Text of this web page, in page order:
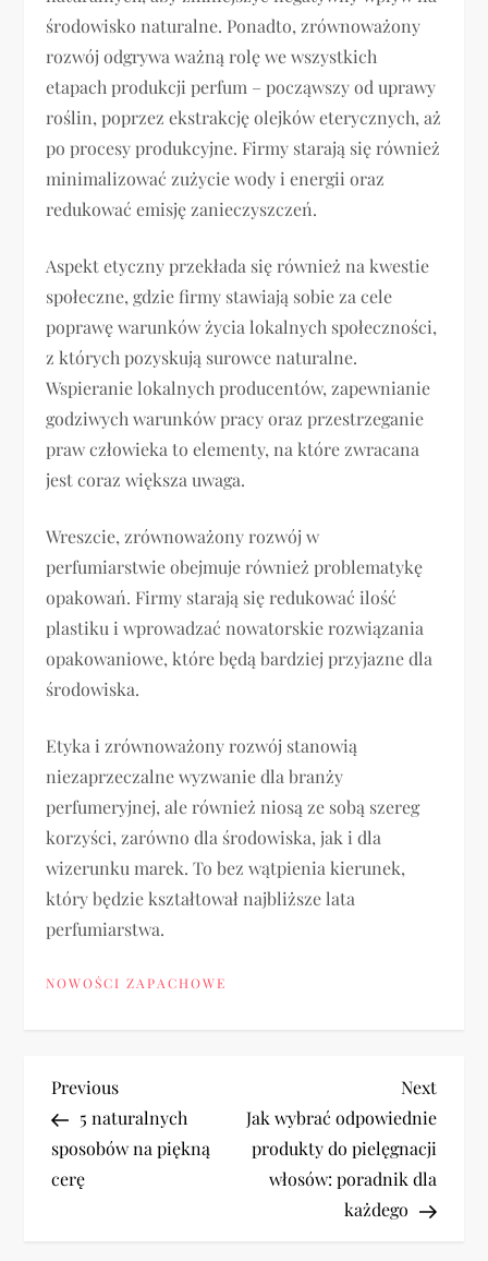
środowisko naturalne. Ponadto, zrównoważony
rozwój odgrywa ważną rolę we wszystkich
etapach produkcji perfum – począwszy od uprawy
roślin, poprzez ekstrakcję olejków eterycznych, aż
po procesy produkcyjne. Firmy starają się również
minimalizować zużycie wody i energii oraz
redukować emisję zanieczyszczeń.
Aspekt etyczny przekłada się również na kwestie
społeczne, gdzie firmy stawiają sobie za cele
poprawę warunków życia lokalnych społeczności,
z których pozyskują surowce naturalne.
Wspieranie lokalnych producentów, zapewnianie
godziwych warunków pracy oraz przestrzeganie
praw człowieka to elementy, na które zwracana
jest coraz większa uwaga.
Wreszcie, zrównoważony rozwój w
perfumiarstwie obejmuje również problematykę
opakowań. Firmy starają się redukować ilość
plastiku i wprowadzać nowatorskie rozwiązania
opakowaniowe, które będą bardziej przyjazne dla
środowiska.
Etyka i zrównoważony rozwój stanowią
niezaprzeczalne wyzwanie dla branży
perfumeryjnej, ale również niosą ze sobą szereg
korzyści, zarówno dla środowiska, jak i dla
wizerunku marek. To bez wątpienia kierunek,
który będzie kształtował najbliższe lata
perfumiarstwa.
NOWOŚCI ZAPACHOWE
N
a
w
Previous
Post
Previous
5 naturalnych
sposobów na piękną
cerę
Next
Post
Next
Jak wybrać odpowiednie
produkty do pielęgnacji
włosów: poradnik dla
każdego